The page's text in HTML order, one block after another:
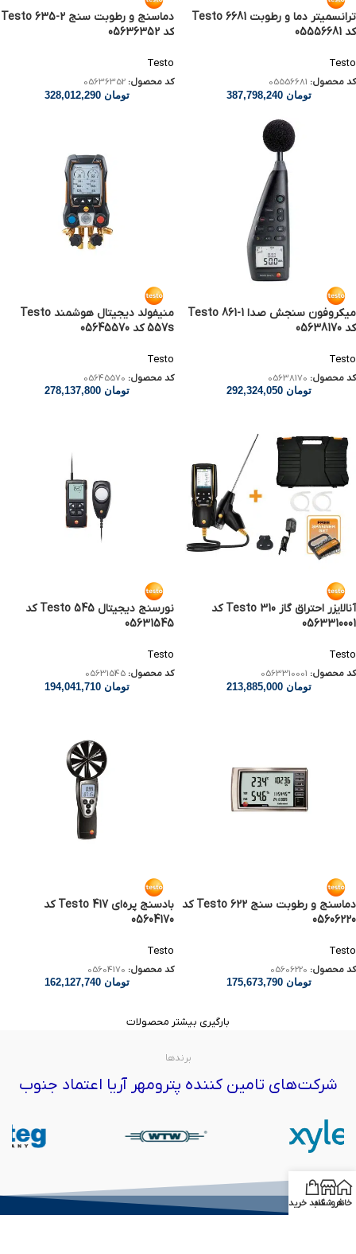
ترانسمیتر دما و رطوبت Testo 6681
کد 05556681
Testo
کد محصول: 05556681
تومان
دماسنج و رطوبت سنج Testo 635-2
کد 05636352
Testo
کد محصول: 05636352
تومان
میکروفون سنجش صدا Testo 861-1
کد 05638170
Testo
کد محصول: 05638170
تومان
منیفولد دیجیتال هوشمند Testo
557s کد 05645570
Testo
کد محصول: 05645570
تومان
آنالایزر احتراق گاز Testo 310 کد
0563310001
Testo
کد محصول: 0563310001
تومان
نورسنج دیجیتال Testo 545 کد
05631545
Testo
کد محصول: 05631545
تومان
دماسنج و رطوبت سنج Testo 622 کد
05606220
Testo
کد محصول: 05606220
تومان
بادسنج پره‌ای Testo 417 کد
05604170
Testo
کد محصول: 05604170
تومان
بارگیری بیشتر محصولات
برندها
شرکت‌های تامین کننده پترومهر آریا اعتماد جنوب
خانهفروشگاهسبد خرید